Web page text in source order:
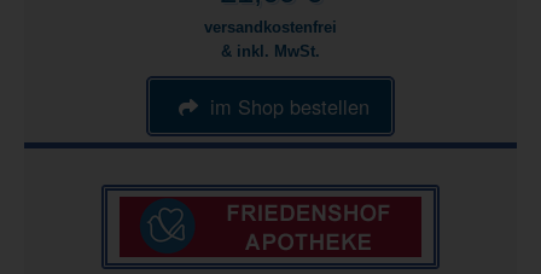
versandkostenfrei
& inkl. MwSt.
im Shop bestellen